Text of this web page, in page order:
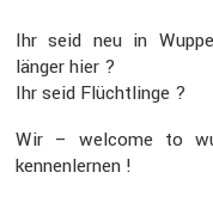
Ihr seid neu in
länger hier ?
Ihr seid Flücht­linge ?
Wir – welcome to
kennen­lernen !